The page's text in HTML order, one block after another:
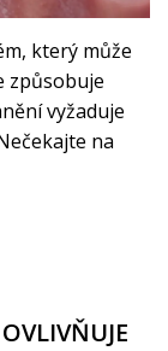
který může
způsobuje
vyžaduje
na